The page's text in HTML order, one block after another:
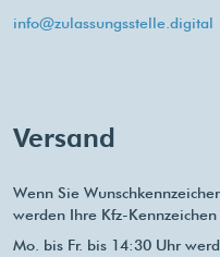
info@zulassungsstelle.digital
Versand
Wenn Sie
werden Ihre Kfz-
Mo. bis Fr. bis 14:30 Uhr